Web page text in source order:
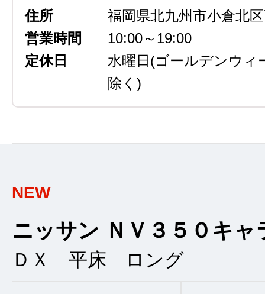
住所
福岡県北九州市小倉北
営業時間
10:00～19:00
定休日
水曜日 (ゴールデンウィ
除く)
NEW
ニッサン ＮＶ３５０キャ
ＤＸ 平床 ロング